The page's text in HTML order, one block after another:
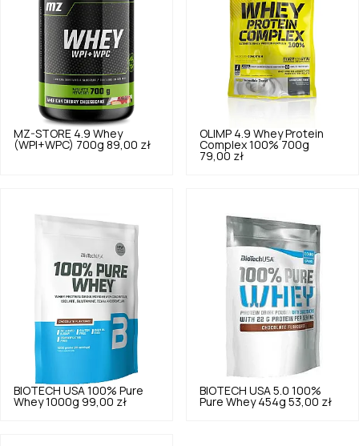
MZ-STORE 4.9 Whey
(WPI+WPC) 700g 89,00 zł
OLIMP 4.9 Whey Protein
Complex 100% 700g
79,00 zł
BIOTECH USA 100% Pure
Whey 1000g 99,00 zł
BIOTECH USA 5.0 100%
Pure Whey 454g 53,00 zł